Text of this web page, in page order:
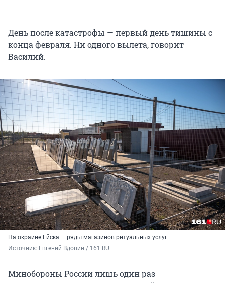
День после катастрофы — первый день тишины с
конца февраля. Ни одного вылета, говорит
Василий.
На окраине Ейска — ряды магазинов ритуальных услуг
Источник: Евгений Вдовин / 161.RU
Минобороны России лишь один раз